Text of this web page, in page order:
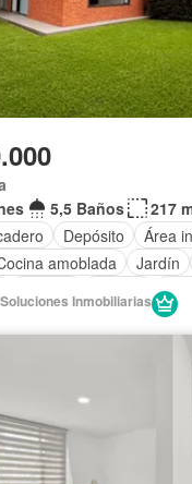
5,5 Baños
217
Depósito
Área
amoblada Jardín
Inmobiliarias